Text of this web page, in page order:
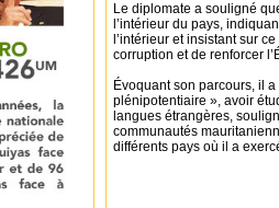
Le diplomate a souligné
l’intérieur du pays,
l’intérieur et insistant sur
corruption et de renforcer
Évoquant son parcours, il
plénipotentiaire », avoir
langues étrangères,
communautés
différents pays où il a